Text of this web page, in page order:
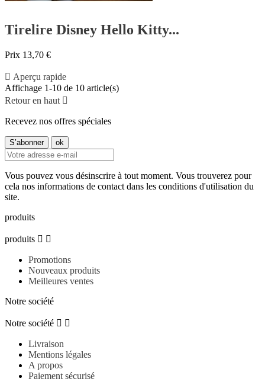
Tirelire Disney Hello Kitty...
Prix 13,70 €
 Aperçu rapide
Affichage 1-10 de 10 article(s)
Retour en haut 
Recevez nos offres spéciales
Vous pouvez vous désinscrire à tout moment. Vous trouverez pour
cela nos informations de contact dans les conditions d'utilisation du
site.
produits
produits  
Promotions
Nouveaux produits
Meilleures ventes
Notre société
Notre société  
Livraison
Mentions légales
A propos
Paiement sécurisé